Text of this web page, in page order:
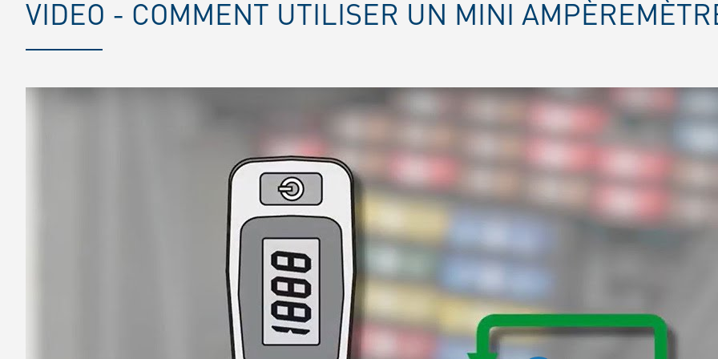
VIDEO - COMMENT UTILISER UN MINI